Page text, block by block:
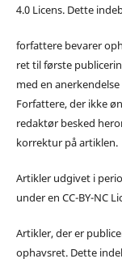
4.0 Licens. Dette
forfattere bevarer
ret til første
med en
Forfattere, der ikke
redaktør besked
korrektur på artiklen.
Artikler udgivet i
under en CC-BY-NC
Artikler, der er
ophavsret. Dette